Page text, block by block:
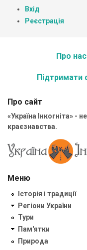
Вхід
Реєстрація
Про нас
Підтримати
Про сайт
«Україна Інкогніта» -
краєзнавства.
Меню
Історія і традиції
Регіони України
Тури
Пам'ятки
Природа